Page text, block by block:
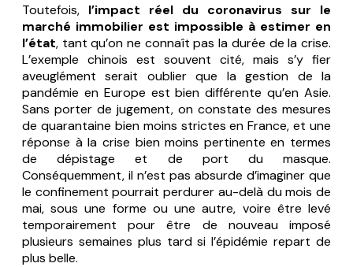
Toutefois, l’impact réel du coronavirus sur le
marché immobilier est impossible à estimer en
l’état, tant qu’on ne connaît pas la durée de la crise.
L’exemple chinois est souvent cité, mais s’y fier
aveuglément serait oublier que la gestion de la
pandémie en Europe est bien différente qu’en Asie.
Sans porter de jugement, on constate des mesures
de quarantaine bien moins strictes en France, et une
réponse à la crise bien moins pertinente en termes
de dépistage et de port du masque.
Conséquemment, il n’est pas absurde d’imaginer que
le confinement pourrait perdurer au-delà du mois de
mai, sous une forme ou une autre, voire être levé
temporairement pour être de nouveau imposé
plusieurs semaines plus tard si l’épidémie repart de
plus belle.